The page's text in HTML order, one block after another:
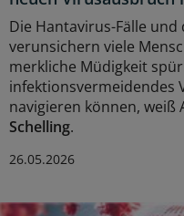
Die Hantavirus-Fälle
verunsichern viele
merkliche Müdigkeit
infektionsvermeidendes
navigieren können, weiß
Schelling.
26.05.2026